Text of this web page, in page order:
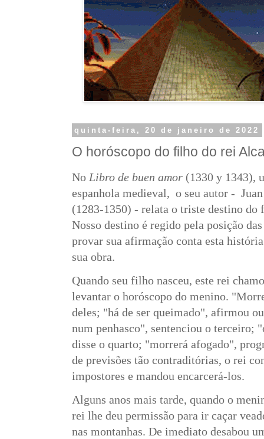
quinta-feira, 20 de janeiro de 2022
O horóscopo do filho do rei
No Libro de buen amor (1330 y 1343),
espanhola medieval, o seu autor -
(1283-1350) - relata o triste destino
Nosso destino é regido pela posição
provar sua afirmação conta esta
sua obra.
Quando seu filho nasceu, este rei
levantar o horóscopo do menino.
deles; "há de ser queimado", afirmou
num penhasco", sentenciou o terceiro;
disse o quarto; "morrerá afogado",
de previsões tão contraditórias, o rei
impostores e mandou encarcerá-los.
Alguns anos mais tarde, quando o
rei lhe deu permissão para ir caçar
nas montanhas. De imediato desabou